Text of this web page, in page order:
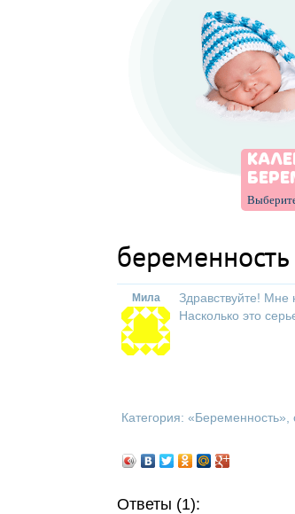
беременность
Мила
Здравствуйте! Мне
Насколько это
Категория: «Беременность»,
Ответы (1):